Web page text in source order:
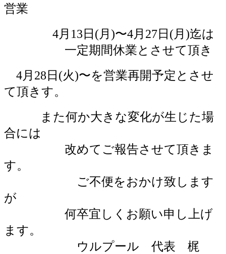
営業
4月13日(月)〜4月27日(月)迄は
一定期間休業とさせて頂き
4月28日(火)〜を営業再開予定とさせ
て頂きす。
また何か大きな変化が生じた場
合には
改めてご報告させて頂きま
す。
ご不便をおかけ致します
が
何卒宜しくお願い申し上げ
ます。
ウルプール 代表 梶